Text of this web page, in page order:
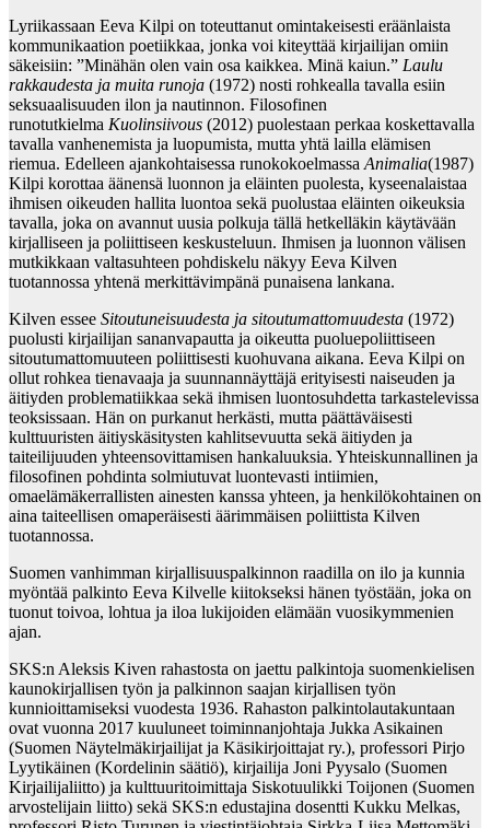
Lyriikassaan Eeva Kilpi on toteuttanut omintakeisesti eräänlaista
kommunikaation poetiikkaa, jonka voi kiteyttää kirjailijan omiin
säkeisiin: ”Minähän olen vain osa kaikkea. Minä kaiun.” Laulu
rakkaudesta ja muita runoja (1972) nosti rohkealla tavalla esiin
seksuaalisuuden ilon ja nautinnon. Filosofinen
runotutkielma Kuolinsiivous (2012) puolestaan perkaa koskettavalla
tavalla vanhenemista ja luopumista, mutta yhtä lailla elämisen
riemua. Edelleen ajankohtaisessa runokokoelmassaAnimalia(1987)
Kilpi korottaa äänensä luonnon ja eläinten puolesta, kyseenalaistaa
ihmisen oikeuden hallita luontoa sekä puolustaa eläinten oikeuksia
tavalla, joka on avannut uusia polkuja tällä hetkelläkin käytävään
kirjalliseen ja poliittiseen keskusteluun. Ihmisen ja luonnon välisen
mutkikkaan valtasuhteen pohdiskelu näkyy Eeva Kilven
tuotannossa yhtenä merkittävimpänä punaisena lankana.
Kilven essee Sitoutuneisuudesta ja sitoutumattomuudesta (1972)
puolusti kirjailijan sananvapautta ja oikeutta puoluepoliittiseen
sitoutumattomuuteen poliittisesti kuohuvana aikana. Eeva Kilpi on
ollut rohkea tienavaaja ja suunnannäyttäjä erityisesti naiseuden ja
äitiyden problematiikkaa sekä ihmisen luontosuhdetta tarkastelevissa
teoksissaan. Hän on purkanut herkästi, mutta päättäväisesti
kulttuuristen äitiyskäsitysten kahlitsevuutta sekä äitiyden ja
taiteilijuuden yhteensovittamisen hankaluuksia. Yhteiskunnallinen ja
filosofinen pohdinta solmiutuvat luontevasti intiimien,
omaelämäkerrallisten ainesten kanssa yhteen, ja henkilökohtainen on
aina taiteellisen omaperäisesti äärimmäisen poliittista Kilven
tuotannossa.
Suomen vanhimman kirjallisuuspalkinnon raadilla on ilo ja kunnia
myöntää palkinto Eeva Kilvelle kiitokseksi hänen työstään, joka on
tuonut toivoa, lohtua ja iloa lukijoiden elämään vuosikymmenien
ajan.
SKS:n Aleksis Kiven rahastosta on jaettu palkintoja suomenkielisen
kaunokirjallisen työn ja palkinnon saajan kirjallisen työn
kunnioittamiseksi vuodesta 1936. Rahaston palkintolautakuntaan
ovat vuonna 2017 kuuluneet toiminnanjohtaja Jukka Asikainen
(Suomen Näytelmäkirjailijat ja Käsikirjoittajat ry.), professori Pirjo
Lyytikäinen (Kordelinin säätiö), kirjailija Joni Pyysalo (Suomen
Kirjailijaliitto) ja kulttuuritoimittaja Siskotuulikki Toijonen (Suomen
arvostelijain liitto) sekä SKS:n edustajina dosentti Kukku Melkas,